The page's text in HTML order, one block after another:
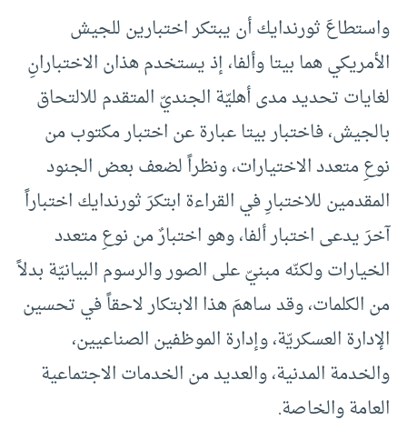
واستطاعَ ثورندايك أن يبتكر اختبارين للجيش
الأمريكي هما بيتا وألفا، إذ يستخدم هذان الاختبارانِ
لغايات تحديد مدى أهليّة الجنديّ المتقدم للالتحاق
بالجيش، فاختبار بيتا عبارة عن اختبار مكتوب من
نوعِ متعدد الاختيارات، ونظراً لضعف بعض الجنود
المقدمين للاختبارِ في القراءة ابتكرَ ثورندايك اختباراً
آخرَ يدعى اختبار ألفا، وهو اختبارٌ من نوعِ متعدد
الخيارات ولكنّه مبنيّ على الصور والرسوم البيانيّة بدلاً
من الكلمات، وقد ساهمَ هذا الابتكار لاحقاً في تحسين
الإدارة العسكريّة، وإدارة الموظفين الصناعيين،
والخدمة المدنية، والعديد من الخدمات الاجتماعية
العامة والخاصة.